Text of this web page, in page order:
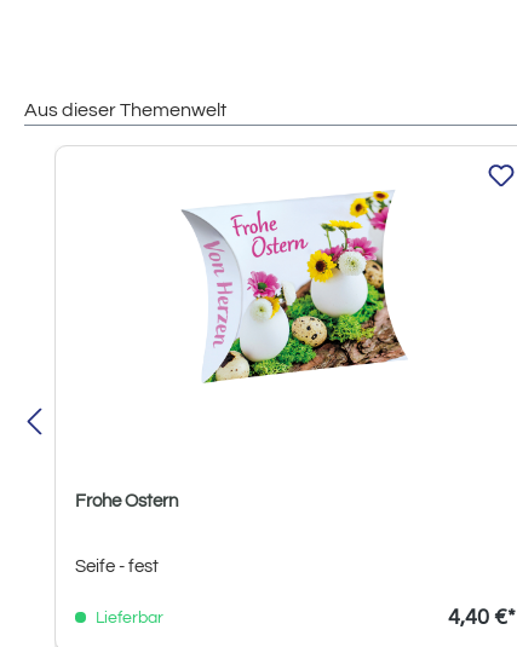
Aus dieser Themenwelt
Produktgalerie überspringen
Frohe Ostern
Seife - fest
Lieferbar 4,40 €*